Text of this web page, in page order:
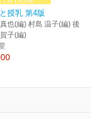
授乳 第4版
也(編) 村島 温子(編) 後
子(編)